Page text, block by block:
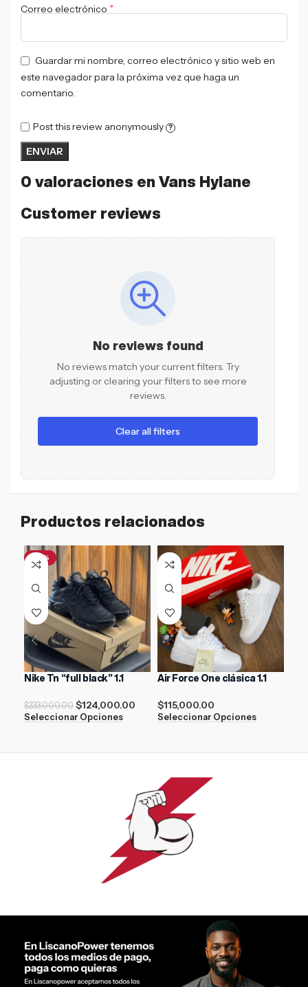
0 valoraciones en Vans Hylane
Customer reviews
No reviews found
No reviews match your current filters. Try
adjusting or clearing your filters to see more
reviews.
Clear all filters
Correo electrónico *
Guardar mi nombre, correo electrónico y sitio web en
este navegador para la próxima vez que haga un
comentario.
Post this review anonymously ?
Productos relacionados
-47%
Nike Tn “full black” 1.1
$233,000.00 $124,000.00
Seleccionar Opciones
Air Force One clásica 1.1
$115,000.00
Seleccionar Opciones